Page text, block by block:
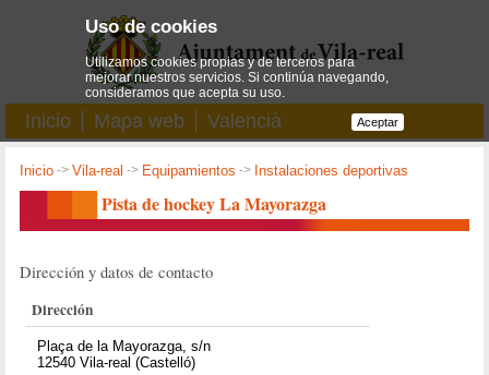
Inicio Mapa web Valencià
Inicio ->Vila-real -> Equipamientos -> Instalaciones deportivas
Pista de hockey La Mayorazga
Dirección y datos de contacto
Dirección
Plaça de la Mayorazga, s/n
12540 Vila-real (Castelló)
Uso de cookies
Utilizamos cookies propias y de terceros para
mejorar nuestros servicios. Si continúa navegando,
consideramos que acepta su uso.
Aceptar